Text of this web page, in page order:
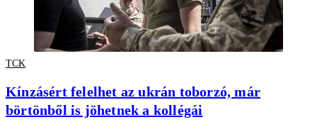
TCK
Kínzásért felelhet az ukrán toborzó, már
börtönből is jöhetnek a kollégái